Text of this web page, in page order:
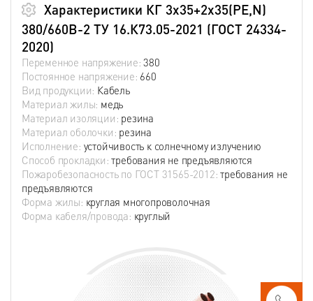
Характеристики КГ 3х35+2х35(PE,N)
380/660В-2 ТУ 16.К73.05-2021 (ГОСТ 24334-
2020)
Переменное напряжение:380
Постоянное напряжение: 660
Вид продукции: Кабель
Материал жилы: медь
Материал изоляции: резина
Материал оболочки: резина
Исполнение: устойчивость к солнечному излучению
Способ прокладки:требования не предъявляются
Пожаробезопасность по ГОСТ 31565-2012:требования не
предъявляются
Форма жилы: круглая многопроволочная
Форма кабеля/провода: круглый